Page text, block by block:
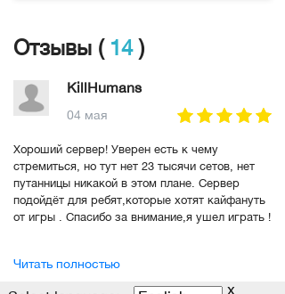
Отзывы ( 14 )
KillHumans
04 мая
Хороший сервер! Уверен есть к чему
стремиться, но тут нет 23 тысячи сетов, нет
путанницы никакой в этом плане. Сервер
подойдёт для ребят,которые хотят кайфануть
от игры . Спасибо за внимание,я ушел играть !
Читать полностью
x